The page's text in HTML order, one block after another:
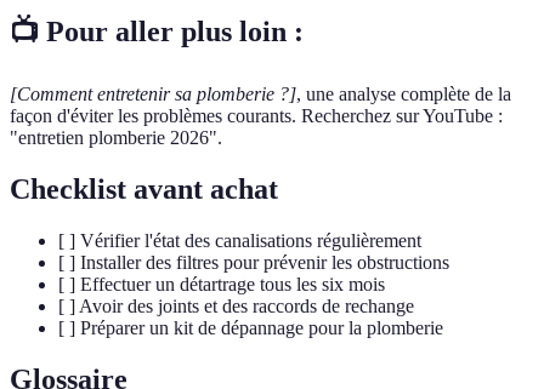
📺 Pour aller plus loin :
[Comment entretenir sa plomberie ?], une analyse complète de la
façon d'éviter les problèmes courants. Recherchez sur YouTube :
"entretien plomberie 2026".
Checklist avant achat
[ ] Vérifier l'état des canalisations régulièrement
[ ] Installer des filtres pour prévenir les obstructions
[ ] Effectuer un détartrage tous les six mois
[ ] Avoir des joints et des raccords de rechange
[ ] Préparer un kit de dépannage pour la plomberie
Glossaire